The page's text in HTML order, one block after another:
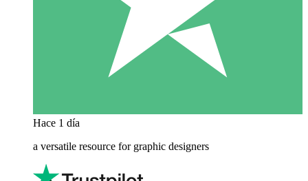
Hace 1 día
a versatile resource for graphic designers